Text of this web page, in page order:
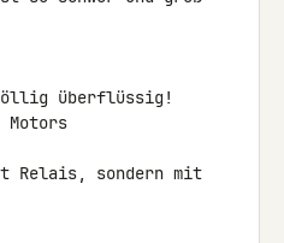
überflüssig!
Relais, sondern mit